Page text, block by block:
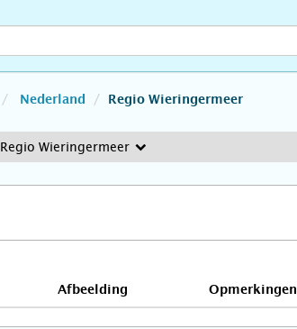
Nederland Regio Wieringermeer
Regio Wieringermeer
Afbeelding Opmerkingen